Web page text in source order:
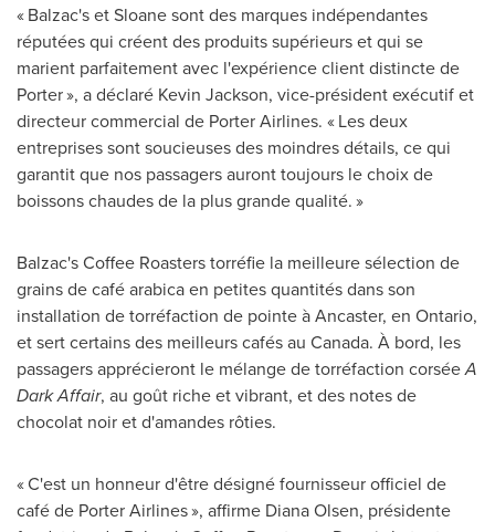
« Balzac's et Sloane sont des marques indépendantes
réputées qui créent des produits supérieurs et qui se
marient parfaitement avec l'expérience client distincte de
Porter », a déclaré Kevin Jackson, vice-président exécutif et
directeur commercial de Porter Airlines. « Les deux
entreprises sont soucieuses des moindres détails, ce qui
garantit que nos passagers auront toujours le choix de
boissons chaudes de la plus grande qualité. »
Balzac'sCoffee Roasters torréfie la meilleure sélection de
grains de café arabica en petites quantités dans son
installation de torréfaction de pointe àAncaster, en Ontario,
et sert certains des meilleurs cafés au Canada. À bord, les
passagers apprécieront le mélange de torréfaction corséeA
Dark Affair, au goût riche et vibrant, et des notes de
chocolat noir et d'amandes rôties.
« C'est un honneur d'être désigné fournisseur officiel de
café de Porter Airlines », affirme Diana Olsen, présidente